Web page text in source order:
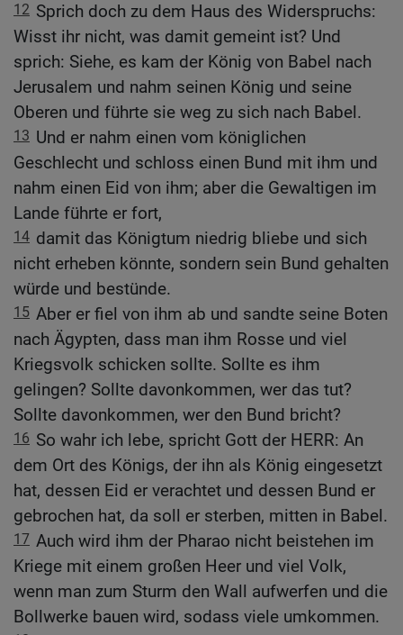
12 Sprich doch zu dem Haus des Widerspruchs:
Wisst ihr nicht, was damit gemeint ist? Und
sprich: Siehe, es kam der König von Babel nach
Jerusalem und nahm seinen König und seine
Oberen und führte sie weg zu sich nach Babel.
13 Und er nahm einen vom königlichen
Geschlecht und schloss einen Bund mit ihm und
nahm einen Eid von ihm; aber die Gewaltigen im
Lande führte er fort,
14 damit das Königtum niedrig bliebe und sich
nicht erheben könnte, sondern sein Bund gehalten
würde und bestünde.
15 Aber er fiel von ihm ab und sandte seine Boten
nach Ägypten, dass man ihm Rosse und viel
Kriegsvolk schicken sollte. Sollte es ihm
gelingen? Sollte davonkommen, wer das tut?
Sollte davonkommen, wer den Bund bricht?
16 So wahr ich lebe, spricht Gott der HERR: An
dem Ort des Königs, der ihn als König eingesetzt
hat, dessen Eid er verachtet und dessen Bund er
gebrochen hat, da soll er sterben, mitten in Babel.
17 Auch wird ihm der Pharao nicht beistehen im
Kriege mit einem großen Heer und viel Volk,
wenn man zum Sturm den Wall aufwerfen und die
Bollwerke bauen wird, sodass viele umkommen.